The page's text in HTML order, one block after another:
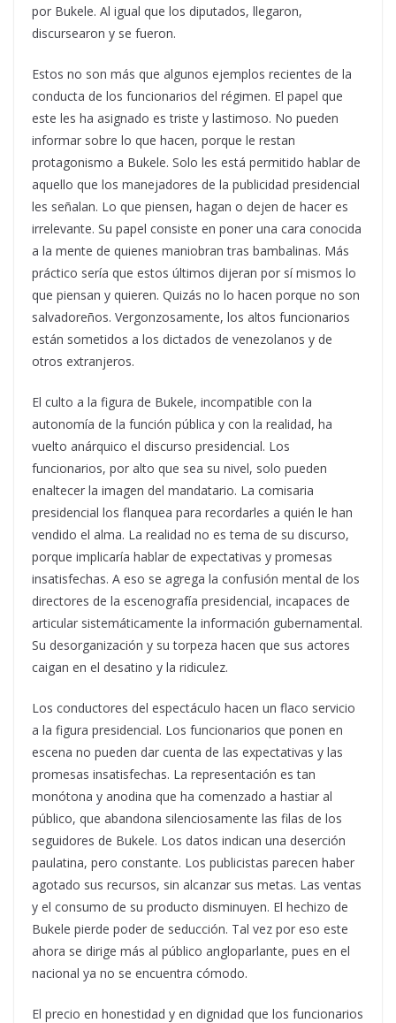
por Bukele. Al igual que los diputados, llegaron,
discursearon y se fueron.
Estos no son más que algunos ejemplos recientes de la
conducta de los funcionarios del régimen. El papel que
este les ha asignado es triste y lastimoso. No pueden
informar sobre lo que hacen, porque le restan
protagonismo a Bukele. Solo les está permitido hablar de
aquello que los manejadores de la publicidad presidencial
les señalan. Lo que piensen, hagan o dejen de hacer es
irrelevante. Su papel consiste en poner una cara conocida
a la mente de quienes maniobran tras bambalinas. Más
práctico sería que estos últimos dijeran por sí mismos lo
que piensan y quieren. Quizás no lo hacen porque no son
salvadoreños. Vergonzosamente, los altos funcionarios
están sometidos a los dictados de venezolanos y de
otros extranjeros.
El culto a la figura de Bukele, incompatible con la
autonomía de la función pública y con la realidad, ha
vuelto anárquico el discurso presidencial. Los
funcionarios, por alto que sea su nivel, solo pueden
enaltecer la imagen del mandatario. La comisaria
presidencial los flanquea para recordarles a quién le han
vendido el alma. La realidad no es tema de su discurso,
porque implicaría hablar de expectativas y promesas
insatisfechas. A eso se agrega la confusión mental de los
directores de la escenografía presidencial, incapaces de
articular sistemáticamente la información gubernamental.
Su desorganización y su torpeza hacen que sus actores
caigan en el desatino y la ridiculez.
Los conductores del espectáculo hacen un flaco servicio
a la figura presidencial. Los funcionarios que ponen en
escena no pueden dar cuenta de las expectativas y las
promesas insatisfechas. La representación es tan
monótona y anodina que ha comenzado a hastiar al
público, que abandona silenciosamente las filas de los
seguidores de Bukele. Los datos indican una deserción
paulatina, pero constante. Los publicistas parecen haber
agotado sus recursos, sin alcanzar sus metas. Las ventas
y el consumo de su producto disminuyen. El hechizo de
Bukele pierde poder de seducción. Tal vez por eso este
ahora se dirige más al público angloparlante, pues en el
nacional ya no se encuentra cómodo.
El precio en honestidad y en dignidad que los funcionarios